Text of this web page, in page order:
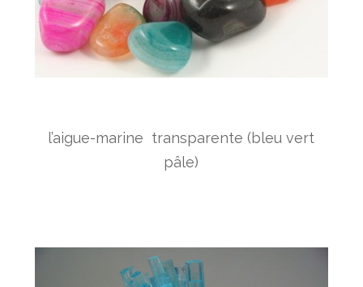
l’aigue-marine transparente (bleu vert
pâle)